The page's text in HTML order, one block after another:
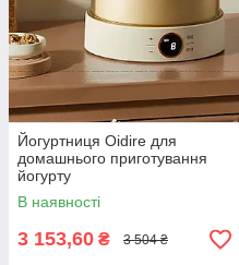
Йогуртниця Oidire для
домашнього приготування
йогурту
В наявності
3 153,60 ₴ 3 504 ₴